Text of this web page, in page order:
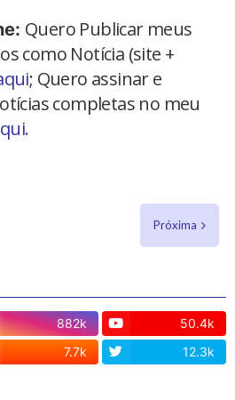
Quero Publicar meus
como Notícia (site +
; Quero assinar e
completas no meu
Próxima
882k
50.4k
7.7k 12.3k